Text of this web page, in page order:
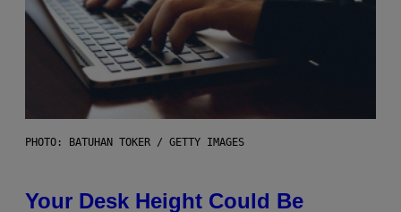
PHOTO: BATUHAN TOKER / GETTY IMAGES
Your Desk Height Could Be